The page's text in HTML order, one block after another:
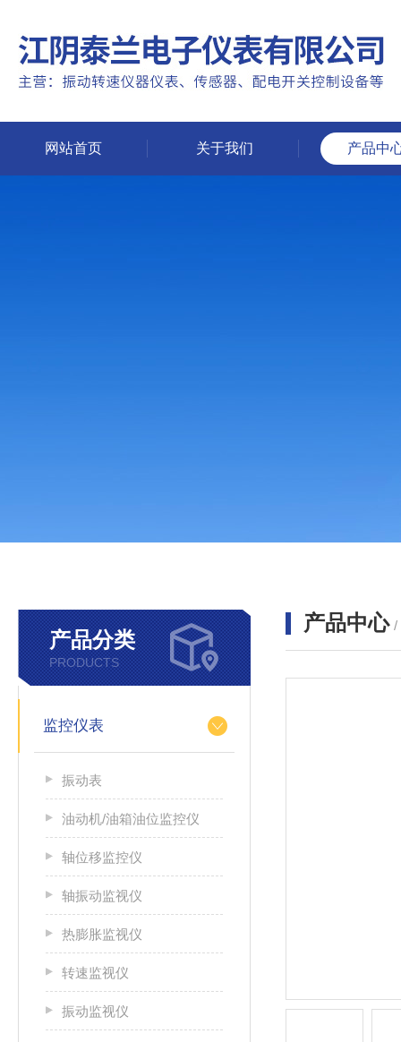
网站首页 关于我们 产品中
产品分类
PRODUCTS
监控仪表
振动表
油动机/油箱油位监控仪
轴位移监控仪
轴振动监视仪
热膨胀监视仪
转速监视仪
振动监视仪
产品中心 /